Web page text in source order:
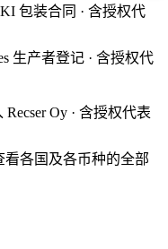
包装合同 · 含授权代
生产者登记 · 含授权代
Recser Oy · 含授权代表
看各国及各币种的全部